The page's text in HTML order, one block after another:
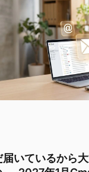
届いているから